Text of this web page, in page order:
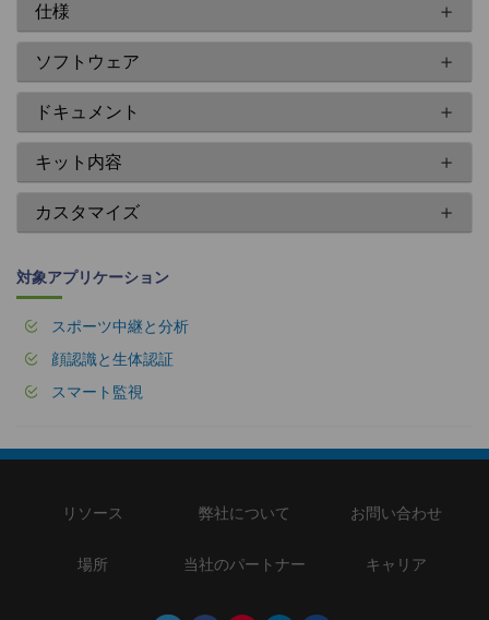
仕様
ソフトウェア
ドキュメント
キット内容
カスタマイズ
対象アプリケーション
スポーツ中継と分析
顔認識と生体認証
スマート監視
リソース 弊社について お問い合わせ
場所 当社のパートナー キャリア